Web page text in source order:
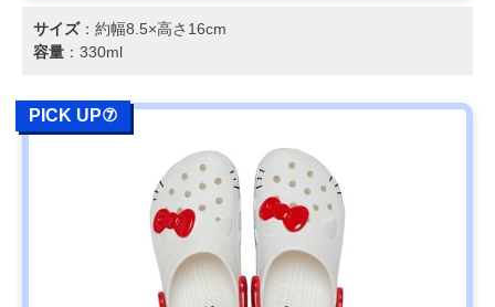
サイズ：約幅8.5×高さ16cm
容量 ：330ml
PICK UP⑦